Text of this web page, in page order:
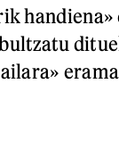
handiena»